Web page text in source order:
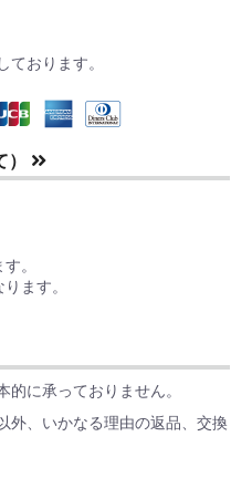
ております。
。
ます。
に承っておりません。
外、いかなる理由の返品、交換